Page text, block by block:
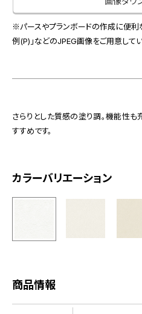
インテリア事業
スペースソリューション事業
オフィスソリューション事業
会社情報
※パースやプランボードの作成に便利な
例(P)」などのJPEG画像をご用意してい
さらりとした質感の塗り調。機能性も
すすめです。
カラーバリエーション
商品情報